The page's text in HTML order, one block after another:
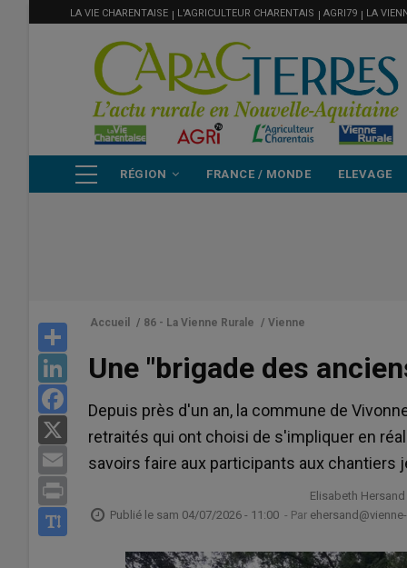
MENU
FILIÈRE
LA VIE CHARENTAISE L'AGRICULTEUR CHARENTAIS AGRI79 LA
PRINCIPALE
RÉGION FRANCE / MONDE ELEVAGE
LinkedIn
Email
Accueil / 86 - La Vienne Rurale / Vienne
Une "brigade des
Depuis près d'un an, la commune de
retraités qui ont choisi de s'impliquer en
savoirs faire aux participants aux chantiers
Publié le sam 04/07/2026 - 11:00 - Par
Elisabeth Hersand